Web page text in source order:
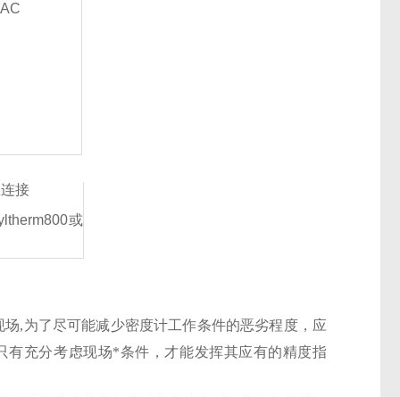
接
或
场,为了尽可能减少密度计工作条件的恶劣程度，应
充分考虑现场*条件，才能发挥其应有的精度指